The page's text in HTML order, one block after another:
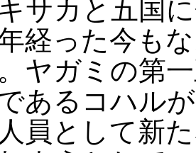
サカと五国
経った今も
ヤガミの第
あるコハル
員として新